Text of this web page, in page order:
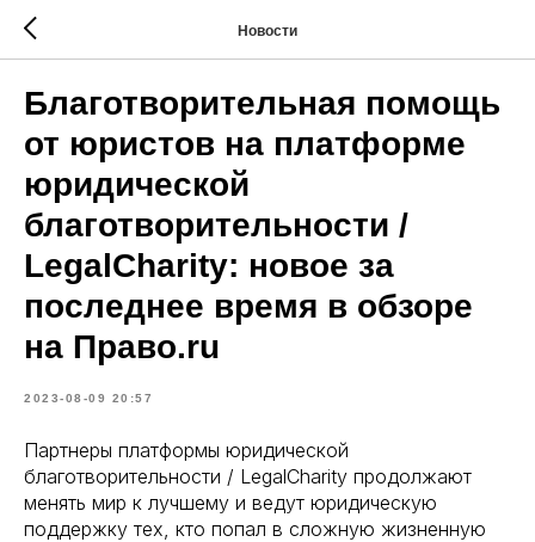
Новости
Благотворительная помощь
от юристов на платформе
юридической
благотворительности /
LegalCharity: новое за
последнее время в обзоре
на Право.ru
2023-08-09 20:57
Партнеры платформы юридической
благотворительности / LegalCharity продолжают
менять мир к лучшему и ведут юридическую
поддержку тех, кто попал в сложную жизненную